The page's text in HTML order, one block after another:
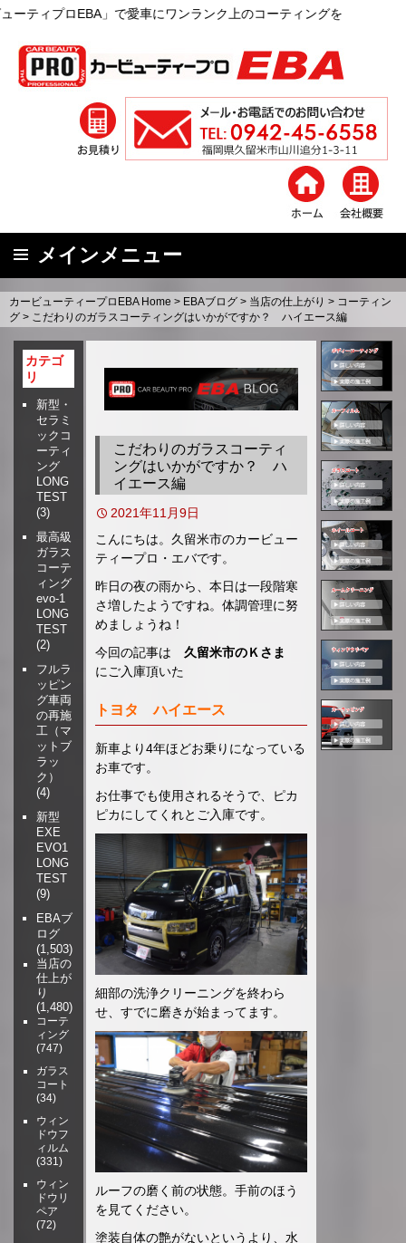
で愛車にワンランク上のコーティングを
メインメニュー
コ
ン
カービューティープロEBA Home > EBAブログ > 当店の仕上がり > コーティン
グ > こだわりのガラスコーティングはいかがですか？ ハイエース編
こだわりのガラスコーティ
ングはいかがですか？ ハ
イエース編
2021年11月9日
こんにちは。久留米市のカービュー
ティープロ・エバです。
昨日の夜の雨から、本日は一段階寒
さ増したようですね。体調管理に努
めましょうね！
今回の記事は久留米市のＫさま
にご入庫頂いた
トヨタ ハイエース
新車より4年ほどお乗りになっている
お車です。
お仕事でも使用されるそうで、ピカ
ピカにしてくれとご入庫です。
細部の洗浄クリーニングを終わら
せ、すでに磨きが始まってます。
ルーフの磨く前の状態。手前のほう
を見てください。
塗装自体の艶がないというより、水
カテゴ
リ
新型・
セラミ
ックコ
ーティ
ング
LONG
TEST
(3)
最高級
ガラス
コーテ
ィング
evo-1
LONG
TEST
(2)
フルラ
ッピン
グ車両
の再施
工（マ
ットブ
ラッ
ク）
(4)
新型
EXE
EVO1
LONG
TEST
(9)
EBAブ
ログ
(1,503)
当店の
仕上が
り
(1,480)
コーテ
ィング
(747)
ガラス
コート
(34)
ウィン
ドウフ
ィルム
(331)
ウィン
ドウリ
ペア
(72)